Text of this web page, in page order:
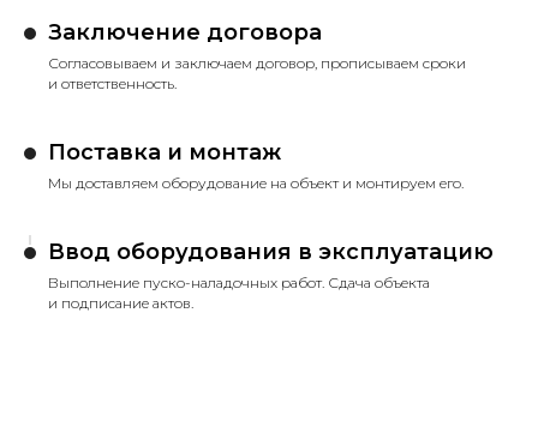
Заключение договора
Согласовываем и заключаем договор, прописываем сроки
и ответственность.
Поставка и монтаж
Мы доставляем оборудование на объект и монтируем его.
Ввод оборудования в эксплуатацию
Выполнение пуско-наладочных работ. Сдача объекта
и подписание актов.